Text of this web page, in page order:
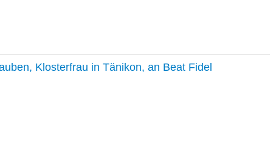
Klosterfrau in Tänikon, an Beat Fidel